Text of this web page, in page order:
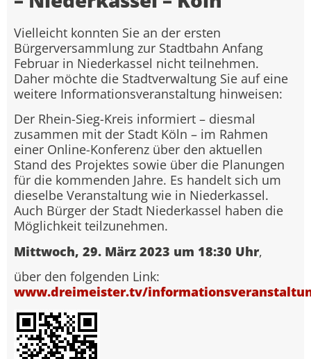
Vielleicht konnten Sie an der ersten
Bürgerversammlung zur Stadtbahn Anfang
Februar in Niederkassel nicht teilnehmen.
Daher möchte die Stadtverwaltung Sie auf eine
weitere Informationsveranstaltung hinweisen:
Der Rhein-Sieg-Kreis informiert – diesmal
zusammen mit der Stadt Köln – im Rahmen
einer Online-Konferenz über den aktuellen
Stand des Projektes sowie über die Planungen
für die kommenden Jahre. Es handelt sich um
dieselbe Veranstaltung wie in Niederkassel.
Auch Bürger der Stadt Niederkassel haben die
Möglichkeit teilzunehmen.
Mittwoch, 29. März 2023 um 18:30 Uhr,
über den folgenden Link:
www.dreimeister.tv/